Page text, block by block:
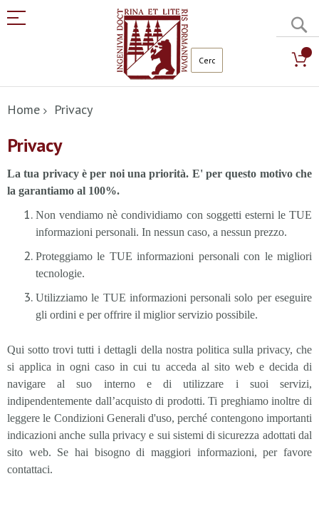
al
contenuto
Home Privacy
Privacy
La tua privacy è per noi una priorità. E' per questo motivo che
la garantiamo al 100%.
Non vendiamo nè condividiamo con soggetti esterni le TUE
informazioni personali. In nessun caso, a nessun prezzo.
Proteggiamo le TUE informazioni personali con le migliori
tecnologie.
Utilizziamo le TUE informazioni personali solo per eseguire
gli ordini e per offrire il miglior servizio possibile.
Qui sotto trovi tutti i dettagli della nostra politica sulla privacy, che
si applica in ogni caso in cui tu acceda al sito web e decida di
navigare al suo interno e di utilizzare i suoi servizi,
indipendentemente dall’acquisto di prodotti. Ti preghiamo inoltre di
leggere le Condizioni Generali d'uso, perché contengono importanti
indicazioni anche sulla privacy e sui sistemi di sicurezza adottati dal
sito web. Se hai bisogno di maggiori informazioni, per favore
contattaci.